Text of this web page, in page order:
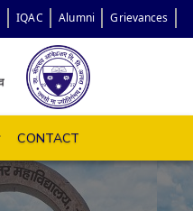
IQAC Alumni Grievances
CONTACT